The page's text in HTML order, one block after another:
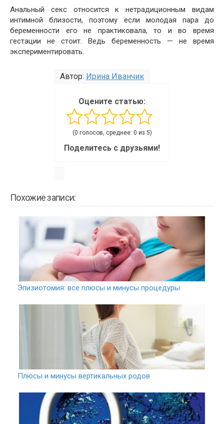
Анальный секс относится к нетрадиционным видам
интимной близости, поэтому если молодая пара до
беременности его не практиковала, то и во время
гестации не стоит. Ведь беременность — не время
экспериментировать.
Автор: Ирина Иванчик
Оцените статью:
(0 голосов, среднее: 0 из 5)
Поделитесь с друзьями!
Похожие записи:
Эпизиотомия: все плюсы и минусы процедуры
Плюсы и минусы вертикальных родов